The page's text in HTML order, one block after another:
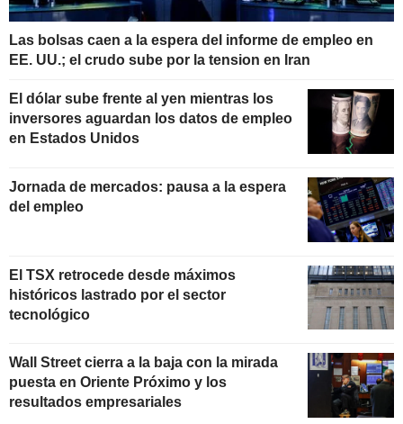
Las bolsas caen a la espera del informe de empleo en
EE. UU.; el crudo sube por la tension en Iran
El dólar sube frente al yen mientras los
inversores aguardan los datos de empleo
en Estados Unidos
Jornada de mercados: pausa a la espera
del empleo
El TSX retrocede desde máximos
históricos lastrado por el sector
tecnológico
Wall Street cierra a la baja con la mirada
puesta en Oriente Próximo y los
resultados empresariales